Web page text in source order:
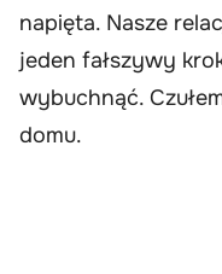
napięta. Nasze
jeden fałszywy
wybuchnąć.
domu.